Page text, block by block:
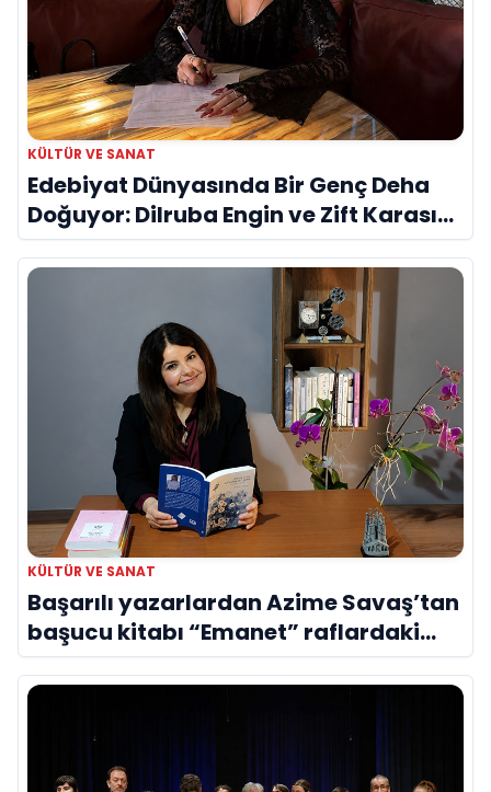
KÜLTÜR VE SANAT
Edebiyat Dünyasında Bir Genç Deha
Doğuyor: Dilruba Engin ve Zift Karası
Evreni ‘AVENOİR’
KÜLTÜR VE SANAT
Başarılı yazarlardan Azime Savaş’tan
başucu kitabı “Emanet” raflardaki
yerini aldı